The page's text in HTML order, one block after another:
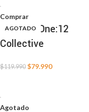
Comprar
Morbius One:12
Collective
$119.990 $79.990
AGOTADO
Agotado
AGOTADO
AGOTADO
AGOTADO
AGOTADO